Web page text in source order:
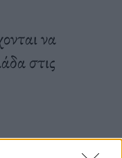
να
στις